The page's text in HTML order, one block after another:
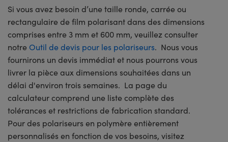
Si vous avez besoin d’une taille ronde, carrée ou
rectangulaire de film polarisant dans des dimensions
comprises entre 3 mm et 600 mm, veuillez consulter
notre Outil de devis pour les polariseurs. Nous vous
fournirons un devis immédiat et nous pourrons vous
livrer la pièce aux dimensions souhaitées dans un
délai d'environ trois semaines. La page du
calculateur comprend une liste complète des
tolérances et restrictions de fabrication standard.
Pour des polariseurs en polymère entièrement
personnalisés en fonction de vos besoins, visitez